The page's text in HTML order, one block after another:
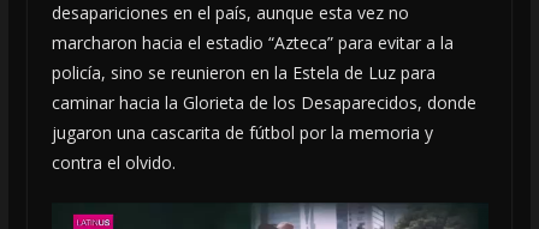
desapariciones en el país, aunque esta vez no
marcharon hacia el estadio “Azteca” para evitar a la
policía, sino se reunieron en la Estela de Luz para
caminar hacia la Glorieta de los Desaparecidos, donde
jugaron una cascarita de fútbol por la memoria y
contra el olvido.